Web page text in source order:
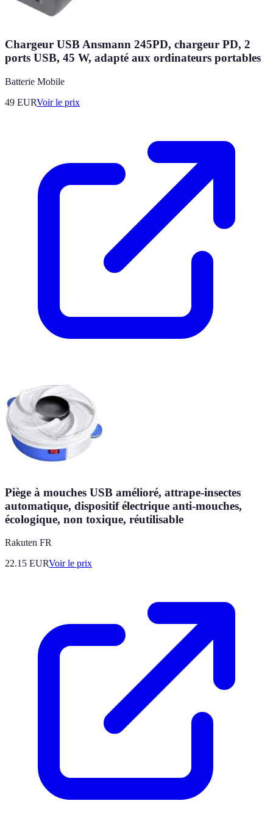
Chargeur USB Ansmann 245PD, chargeur PD, 2
ports USB, 45 W, adapté aux ordinateurs portables
Batterie Mobile
49 EURVoir le prix
Piège à mouches USB amélioré, attrape-insectes
automatique, dispositif électrique anti-mouches,
écologique, non toxique, réutilisable
Rakuten FR
22.15 EURVoir le prix